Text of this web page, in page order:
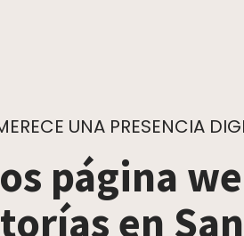
UNA PRESENCIA
página
en San